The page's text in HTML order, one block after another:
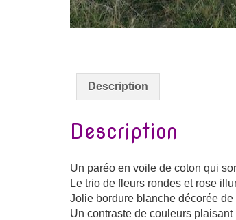
Description
Description
Un paréo en voile de coton qui
Le trio de fleurs rondes et rose
Jolie bordure blanche décorée
Un contraste de couleurs plaisant